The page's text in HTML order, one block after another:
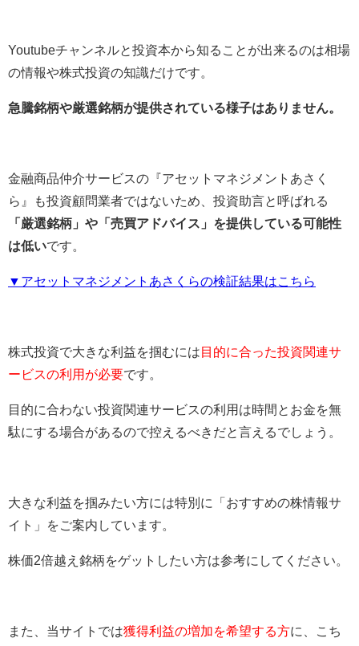
Youtubeチャンネルと投資本から知ることが出来るのは相場
の情報や株式投資の知識だけです。
急騰銘柄や厳選銘柄が提供されている様子はありません。
金融商品仲介サービスの『アセットマネジメントあさく
ら』も投資顧問業者ではないため、投資助言と呼ばれる
「厳選銘柄」や「売買アドバイス」を提供している可能性
は低いです。
▼アセットマネジメントあさくらの検証結果はこちら
株式投資で大きな利益を掴むには 目的に合った投資関連サ
ービスの利用が必要です。
目的に合わない投資関連サービスの利用は時間とお金を無
駄にする場合があるので控えるべきだと言えるでしょう。
大きな利益を掴みたい方には特別に「おすすめの株情報サ
イト」をご案内しています。
株価2倍越え銘柄をゲットしたい方は参考にしてください。
また、当サイトでは獲得利益の増加を希望する方に、こち